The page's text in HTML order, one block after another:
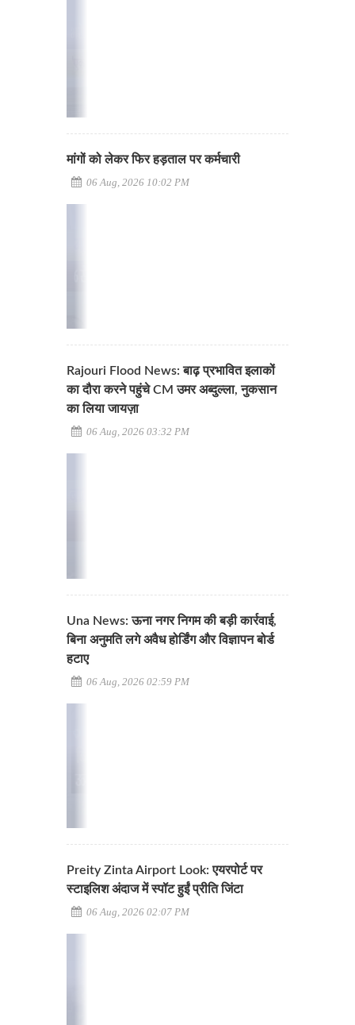
मांगों को लेकर फिर हड़ताल पर कर्मचारी
06 Aug, 2026 10:02 PM
Rajouri Flood News: बाढ़ प्रभावित इलाकों
का दौरा करने पहुंचे CM उमर अब्दुल्ला, नुकसान
का लिया जायज़ा
06 Aug, 2026 03:32 PM
Una News: ऊना नगर निगम की बड़ी कार्रवाई,
बिना अनुमति लगे अवैध होर्डिंग और विज्ञापन बोर्ड
हटाए
06 Aug, 2026 02:59 PM
Preity Zinta Airport Look: एयरपोर्ट पर
स्टाइलिश अंदाज में स्पॉट हुईं प्रीति जिंटा
06 Aug, 2026 02:07 PM